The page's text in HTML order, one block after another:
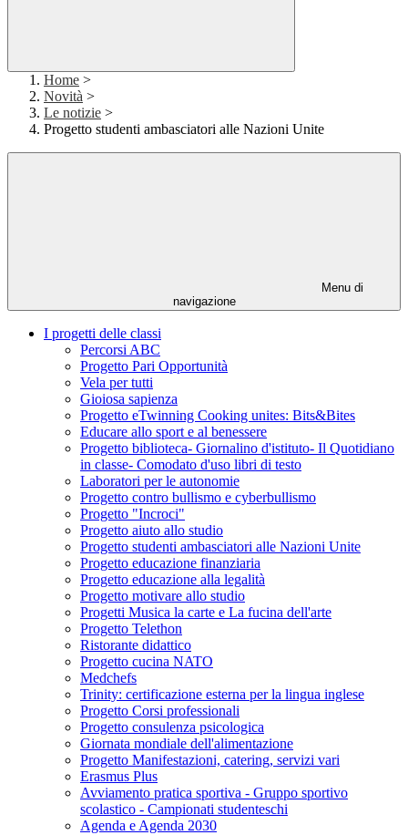
Home >
Novità >
Le notizie >
Progetto studenti ambasciatori alle Nazioni Unite
Menu di
navigazione
I progetti delle classi
Percorsi ABC
Progetto Pari Opportunità
Vela per tutti
Gioiosa sapienza
Progetto eTwinning Cooking unites: Bits&Bites
Educare allo sport e al benessere
Progetto biblioteca- Giornalino d'istituto- Il Quotidiano
in classe- Comodato d'uso libri di testo
Laboratori per le autonomie
Progetto contro bullismo e cyberbullismo
Progetto "Incroci"
Progetto aiuto allo studio
Progetto studenti ambasciatori alle Nazioni Unite
Progetto educazione finanziaria
Progetto educazione alla legalità
Progetto motivare allo studio
Progetti Musica la carte e La fucina dell'arte
Progetto Telethon
Ristorante didattico
Progetto cucina NATO
Medchefs
Trinity: certificazione esterna per la lingua inglese
Progetto Corsi professionali
Progetto consulenza psicologica
Giornata mondiale dell'alimentazione
Progetto Manifestazioni, catering, servizi vari
Erasmus Plus
Avviamento pratica sportiva - Gruppo sportivo
scolastico - Campionati studenteschi
Agenda e Agenda 2030